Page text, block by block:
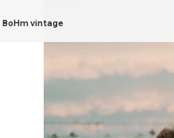
BoHm vintage